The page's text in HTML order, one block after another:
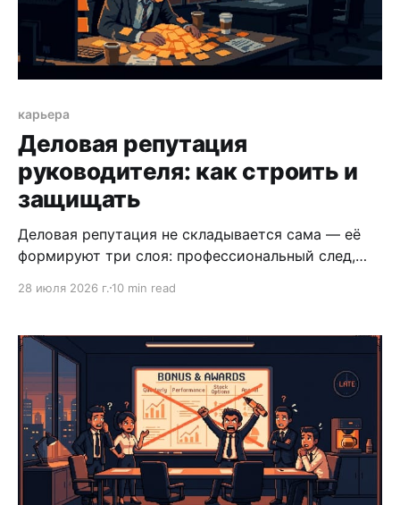
карьера
Деловая репутация
руководителя: как строить и
защищать
Деловая репутация не складывается сама — её
формируют три слоя: профессиональный след,
присутствие. Разбираем, как управлять каждым
28 июля 2026 г. 10 min read